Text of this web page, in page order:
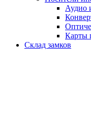
Аудио
Карты
Склад замков